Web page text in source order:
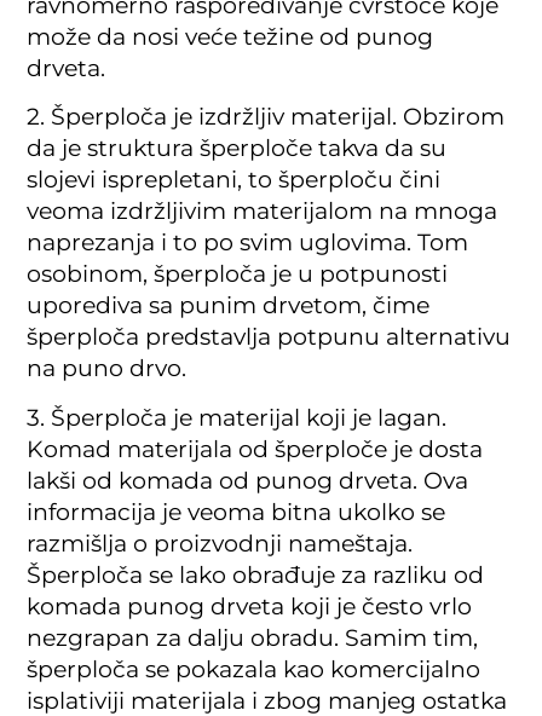
može da nosi veće težine od punog
drveta.
2. Šperploča je izdržljiv materijal. Obzirom
da je struktura šperploče takva da su
slojevi isprepletani, to šperploču čini
veoma izdržljivim materijalom na mnoga
naprezanja i to po svim uglovima. Tom
osobinom, šperploča je u potpunosti
uporediva sa punim drvetom, čime
šperploča predstavlja potpunu alternativu
na puno drvo.
3. Šperploča je materijal koji je lagan.
Komad materijala od šperploče je dosta
lakši od komada od punog drveta. Ova
informacija je veoma bitna ukolko se
razmišlja o proizvodnji nameštaja.
Šperploča se lako obrađuje za razliku od
komada punog drveta koji je često vrlo
nezgrapan za dalju obradu. Samim tim,
šperploča se pokazala kao komercijalno
isplativiji materijala i zbog manjeg ostatka